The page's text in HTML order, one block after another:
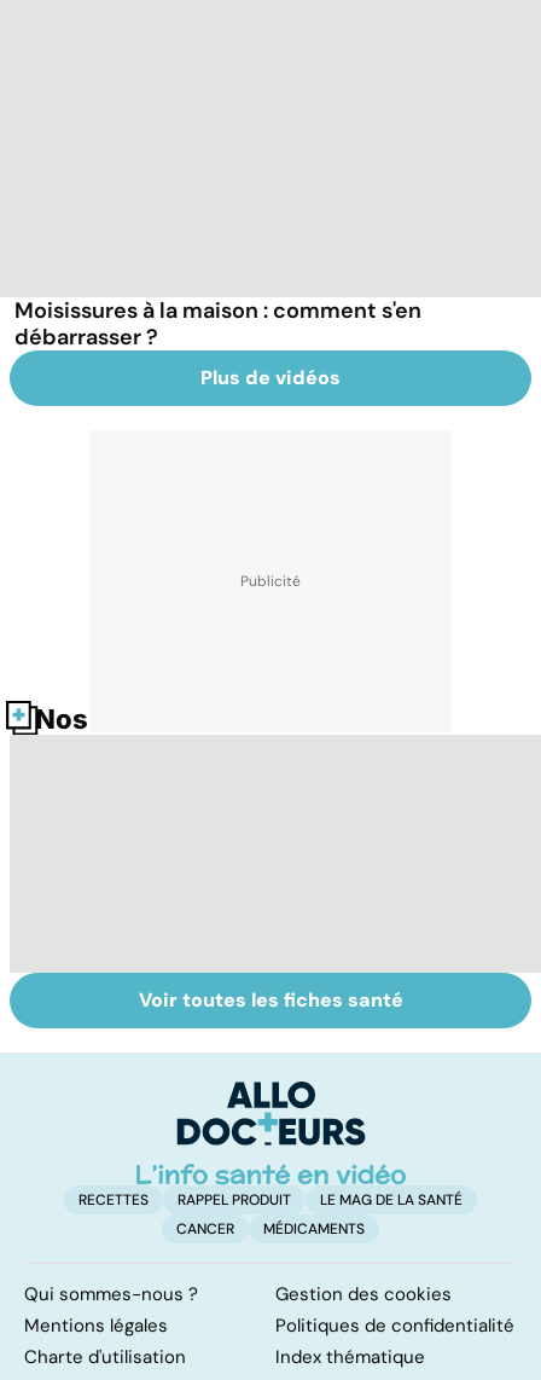
Moisissures à la maison : comment s'en
débarrasser ?
Plus de vidéos
Nos fiches santé
Soigner les
allergies
Tout savoir sur
les infections
Voir toutes les fiches santé
RECETTES RAPPEL PRODUIT
LE MAG DE LA SANTÉ
CANCER
MÉDICAMENTS
Qui sommes-nous ?
Gestion des cookies
Mentions légales
Politiques de confidentialité
Charte d'utilisation
Index thématique